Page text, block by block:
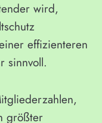
wird,
effizienteren
sinnvoll.
größter